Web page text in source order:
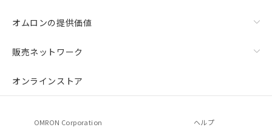
オムロンの提供価値
販売ネットワーク
オンラインストア
OMRON Corporation ヘルプ